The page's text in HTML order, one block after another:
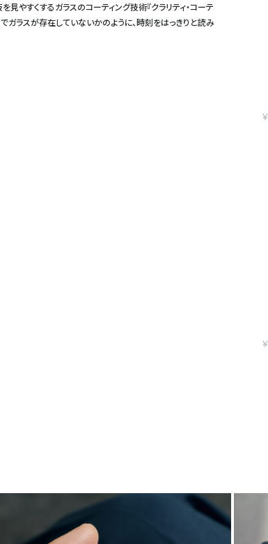
やすくするガラスのコーティング技術『クラリティ・コーテ
ガラスが存在していないかのように、時刻をはっきりと読み